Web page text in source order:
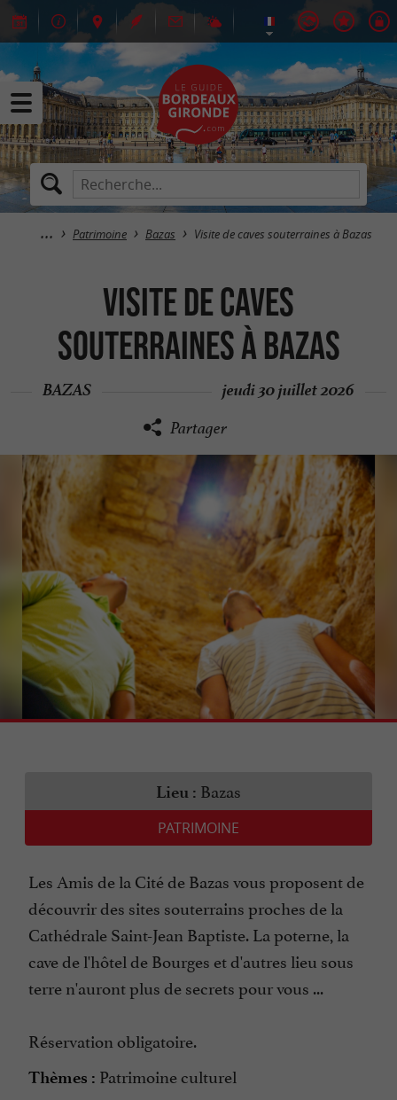
Patrimoine Bazas Visite de caves souterraines à Bazas
Visite de caves
souterraines à Bazas
BAZAS jeudi 30 juillet 2026
Partager
Lieu : Bazas
PATRIMOINE
Les Amis de la Cité de Bazas vous proposent de
découvrir des sites souterrains proches de la
Cathédrale Saint-Jean Baptiste. La poterne, la
cave de l'hôtel de Bourges et d'autres lieu sous
terre n'auront plus de secrets pour vous ...
Réservation obligatoire.
Thèmes : Patrimoine culturel